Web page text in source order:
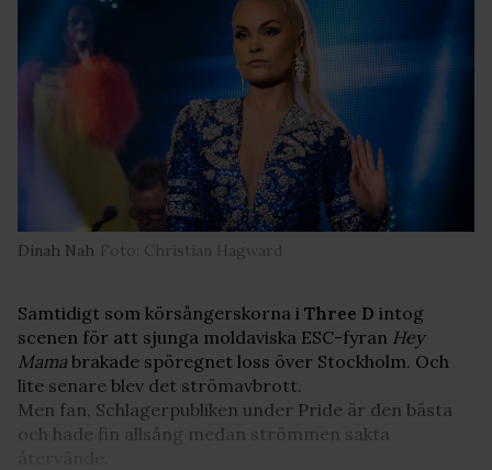
Dinah Nah Foto: Christian Hagward
Samtidigt som körsångerskorna i Three D intog
scenen för att sjunga moldaviska ESC-fyran Hey
Mama brakade spöregnet loss över Stockholm. Och
lite senare blev det strömavbrott.
Men fan, Schlagerpubliken under Pride är den bästa
och hade fin allsång medan strömmen sakta